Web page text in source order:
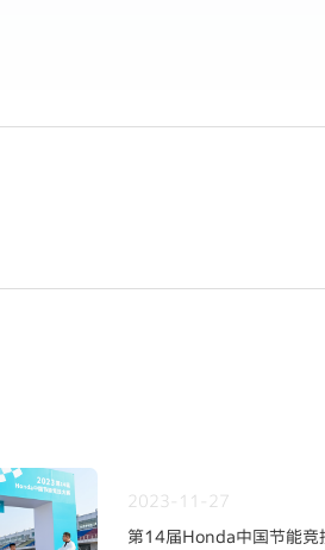
2023-11-27
第14届Honda中国节能竞